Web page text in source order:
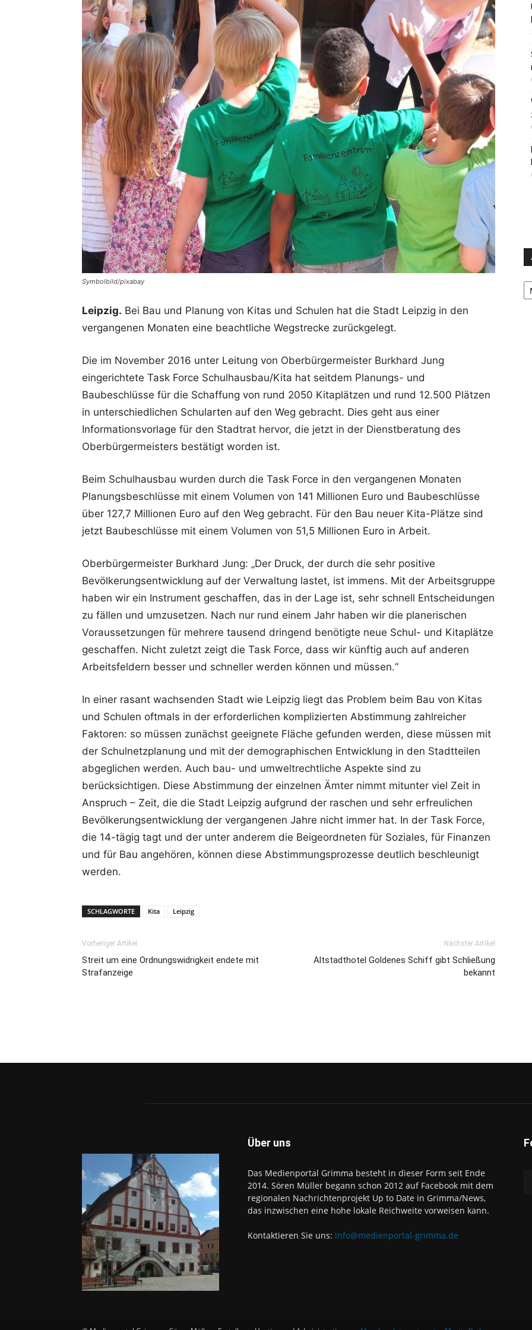
Symbolbild/pixabay
Leipzig. Bei Bau und Planung von Kitas und Schulen hat die Stadt Leipzig in den
vergangenen Monaten eine beachtliche Wegstrecke zurückgelegt.
Die im November 2016 unter Leitung von Oberbürgermeister Burkhard Jung
eingerichtete Task Force Schulhausbau/Kita hat seitdem Planungs- und
Baubeschlüsse für die Schaffung von rund 2050 Kitaplätzen und rund 12.500 Plätzen
in unterschiedlichen Schularten auf den Weg gebracht. Dies geht aus einer
Informationsvorlage für den Stadtrat hervor, die jetzt in der Dienstberatung des
Oberbürgermeisters bestätigt worden ist.
Beim Schulhausbau wurden durch die Task Force in den vergangenen Monaten
Planungsbeschlüsse mit einem Volumen von 141 Millionen Euro und Baubeschlüsse
über 127,7 Millionen Euro auf den Weg gebracht. Für den Bau neuer Kita-Plätze sind
jetzt Baubeschlüsse mit einem Volumen von 51,5 Millionen Euro in Arbeit.
Oberbürgermeister Burkhard Jung: „Der Druck, der durch die sehr positive
Bevölkerungsentwicklung auf der Verwaltung lastet, ist immens. Mit der Arbeitsgruppe
haben wir ein Instrument geschaffen, das in der Lage ist, sehr schnell Entscheidungen
zu fällen und umzusetzen. Nach nur rund einem Jahr haben wir die planerischen
Voraussetzungen für mehrere tausend dringend benötigte neue Schul- und Kitaplätze
geschaffen. Nicht zuletzt zeigt die Task Force, dass wir künftig auch auf anderen
Arbeitsfeldern besser und schneller werden können und müssen.“
In einer rasant wachsenden Stadt wie Leipzig liegt das Problem beim Bau von Kitas
und Schulen oftmals in der erforderlichen komplizierten Abstimmung zahlreicher
Faktoren: so müssen zunächst geeignete Fläche gefunden werden, diese müssen mit
der Schulnetzplanung und mit der demographischen Entwicklung in den Stadtteilen
abgeglichen werden. Auch bau- und umweltrechtliche Aspekte sind zu
berücksichtigen. Diese Abstimmung der einzelnen Ämter nimmt mitunter viel Zeit in
Anspruch – Zeit, die die Stadt Leipzig aufgrund der raschen und sehr erfreulichen
Bevölkerungsentwicklung der vergangenen Jahre nicht immer hat. In der Task Force,
die 14-tägig tagt und der unter anderem die Beigeordneten für Soziales, für Finanzen
und für Bau angehören, können diese Abstimmungsprozesse deutlich beschleunigt
werden.
SCHLAGWORTE Kita Leipzig
Vorheriger Artikel
Streit um eine Ordnungswidrigkeit endete mit
Strafanzeige
Nächster Artikel
Altstadthotel Goldenes Schiff gibt Schließung
bekannt
Über uns
Das Medienportal Grimma besteht in dieser Form seit Ende
2014. Sören Müller begann schon 2012 auf Facebook mit dem
regionalen Nachrichtenprojekt Up to Date in Grimma/News,
das inzwischen eine hohe lokale Reichweite vorweisen kann.
Kontaktieren Sie uns: info@medienportal-grimma.de